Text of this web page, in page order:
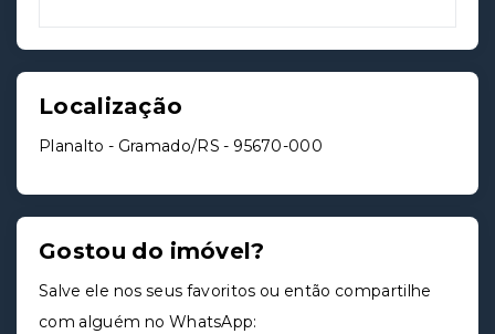
Localização
Planalto - Gramado/RS - 95670-000
Gostou do imóvel?
Salve ele nos seus favoritos ou então compartilhe
com alguém no WhatsApp: